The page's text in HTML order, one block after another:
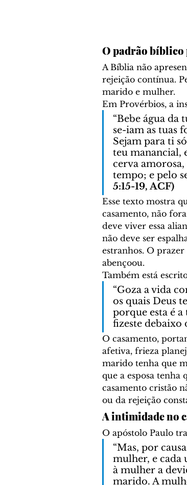
O padrão bíblico
A Bíblia não
rejeição contínua.
marido e mulher.
Em Provérbios, a
“Bebe água da
se-iam as tuas
Sejam para ti
teu manancial,
cerva amorosa,
tempo; e pelo
5:15-19, ACF)
Esse texto mostra
casamento, não
deve viver essa
não deve ser
estranhos. O
abençoou.
Também está
“Goza a vida
os quais Deus
porque esta é
fizeste debaixo
O casamento,
afetiva, frieza
marido tenha que
que a esposa
casamento cristão
ou da rejeição
A intimidade no
O apóstolo Paulo
“Mas, por
mulher, e cada
à mulher a
marido. A